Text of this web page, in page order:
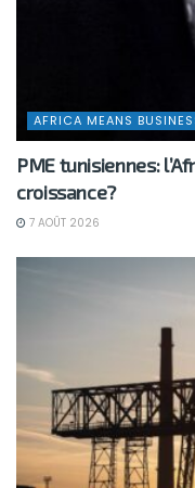
AFRICA MEANS
PME tunisiennes:
croissance?
7 AOÛT 2026